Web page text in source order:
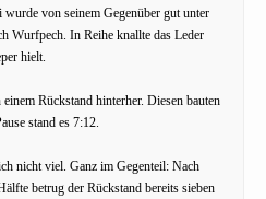
von seinem Gegenüber gut unter
Wurfpech. In Reihe knallte das Leder
hielt.
Rückstand hinterher. Diesen bauten
stand es 7:12.
nicht viel. Ganz im Gegenteil: Nach
betrug der Rückstand bereits sieben